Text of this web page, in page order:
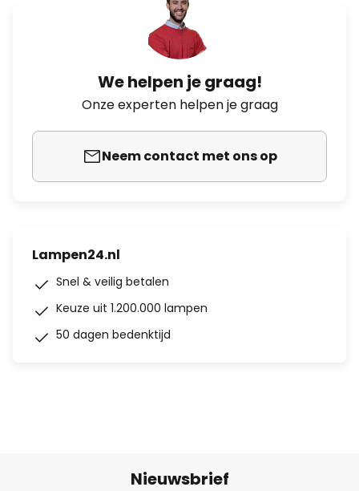
We helpen je graag!
Onze experten helpen je graag
Neem contact met ons op
Lampen24.nl
Snel & veilig betalen
Keuze uit 1.200.000 lampen
50 dagen bedenktijd
Nieuwsbrief